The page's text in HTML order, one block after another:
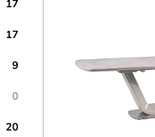
17
17
9
0
20